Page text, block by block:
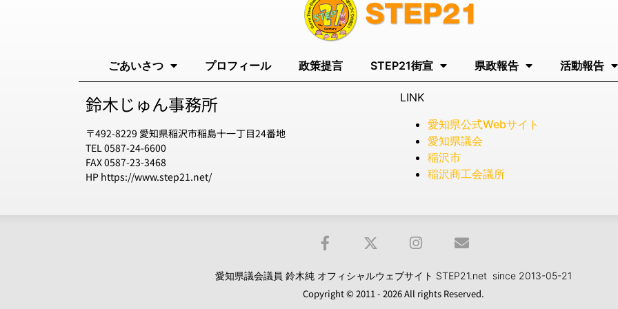
ごあいさつ プロフィール 政策提言 STEP21街宣 県政報告 活動報告
鈴木じゅん事務所
〒492-8229 愛知県稲沢市稲島十一丁目24番地
TEL 0587-24-6600
FAX 0587-23-3468
HP https://www.step21.net/
LINK
愛知県公式Webサイト
愛知県議会
稲沢市
稲沢商工会議所
愛知県議会議員 鈴木純 オフィシャルウェブサイト STEP21.net since 2013-05-21
Copyright © 2011 - 2026 All rights Reserved.